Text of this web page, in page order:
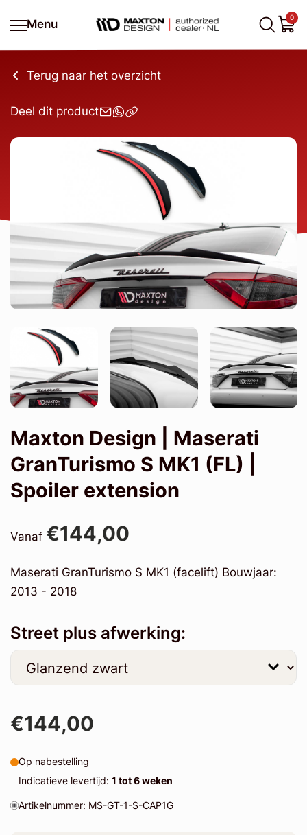
Menu
0
Terug naar het overzicht
Deel dit product
Maxton Design | Maserati
GranTurismo S MK1 (FL) |
Spoiler extension
Vanaf €144,00
Maserati GranTurismo S MK1 (facelift) Bouwjaar:
2013 - 2018
Street plus afwerking:
€144,00
Op nabestelling
Indicatieve levertijd: 1 tot 6 weken
Artikelnummer: MS-GT-1-S-CAP1G